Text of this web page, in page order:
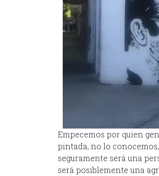
Empecemos por quien
pintada, no lo
seguramente será una
será posiblemente una